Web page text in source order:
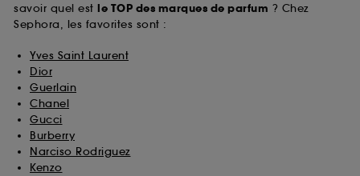
savoir quel est le TOP des marques de parfum ? Chez
Sephora, les favorites sont :
Yves Saint Laurent
Dior
Guerlain
Chanel
Gucci
Burberry
Narciso Rodriguez
Kenzo